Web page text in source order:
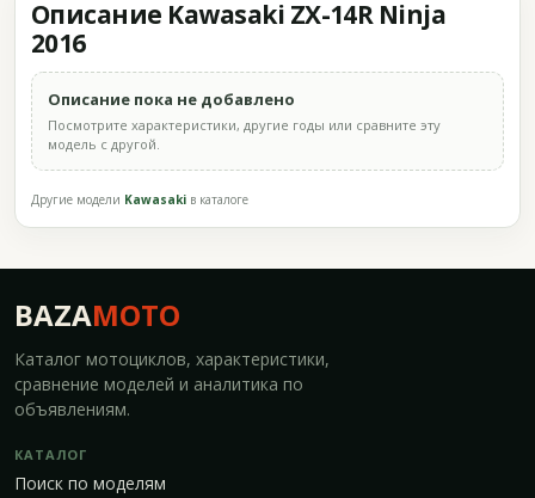
Описание Kawasaki ZX-14R Ninja
2016
Описание пока не добавлено
Посмотрите характеристики, другие годы или сравните эту
модель с другой.
Другие модели Kawasaki в каталоге
BAZAMOTO
Каталог мотоциклов, характеристики,
сравнение моделей и аналитика по
объявлениям.
КАТАЛОГ
Поиск по моделям